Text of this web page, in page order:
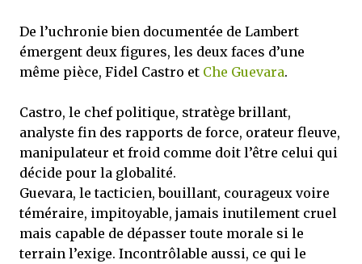
De l’uchronie bien documentée de Lambert
émergent deux figures, les deux faces d’une
même pièce, Fidel Castro et Che Guevara.
Castro, le chef politique, stratège brillant,
analyste fin des rapports de force, orateur fleuve,
manipulateur et froid comme doit l’être celui qui
décide pour la globalité.
Guevara, le tacticien, bouillant, courageux voire
téméraire, impitoyable, jamais inutilement cruel
mais capable de dépasser toute morale si le
terrain l’exige. Incontrôlable aussi, ce qui le